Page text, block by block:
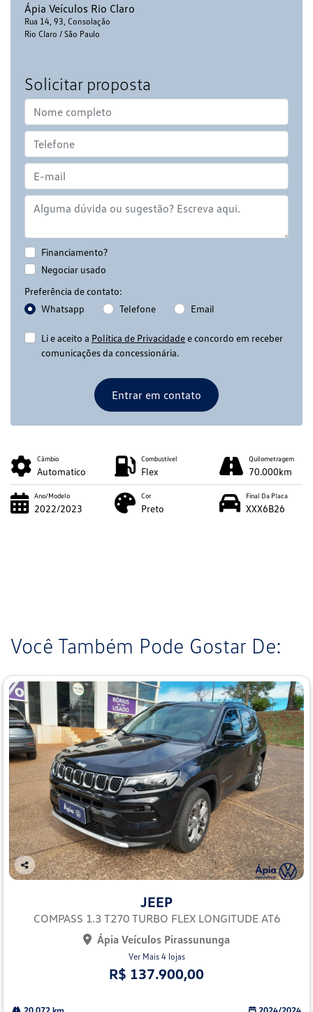
Ápia Veículos Rio Claro
Rua 14, 93, Consolação
Rio Claro / São Paulo
Solicitar proposta
Financiamento?
Negociar usado
Preferência de contato:
Whatsapp
Telefone Email
Li e aceito a Política de Privacidadee concordo em receber
comunicações da concessionária.
Entrar em contato
Câmbio
Automatico
Combustível
Flex
Quilometragem
70.000km
Ano/Modelo
2022/2023
Cor
Preto
Final Da Placa
XXX6B26
Você Também Pode Gostar De:
Co
JEEP
COMPASS 1.3 T270 TURBO FLEX LONGITUDE AT6
Ápia Veículos Pirassununga
Ver Mais 4 lojas
R$ 137.900,00